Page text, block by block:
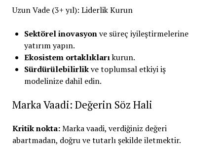
Uzun Vade (3+ yıl): Liderlik Kurun
Sektörel inovasyonve süreç iyileştirmelerine
yatırım yapın.
Ekosistem ortaklıklarıkurun.
Sürdürülebilirlikve toplumsal etkiyi iş
modelinize dahil edin.
Marka Vaadi: Değerin Söz Hali
Kritik nokta:Marka vaadi, verdiğiniz değeri
abartmadan, doğru ve tutarlı şekilde iletmektir.